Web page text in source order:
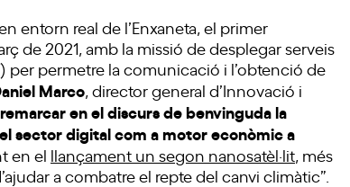
entorn real de l’Enxaneta, el primer
de 2021, amb la missió de desplegar serveis
per permetre la comunicació i l’obtenció de
Marco , director general d’Innovació i
en el discurs de benvinguda la
sector digital com a motor econòmic a
en el llançament un segon nanosatèl·lit , més
a combatre el repte del canvi climàtic”.